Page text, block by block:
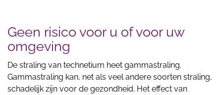
Geen risico voor u of voor uw
omgeving
De straling van technetium heet gammastraling.
Gammastraling kan, net als veel andere soorten straling,
schadelijk zijn voor de gezondheid. Het effect van